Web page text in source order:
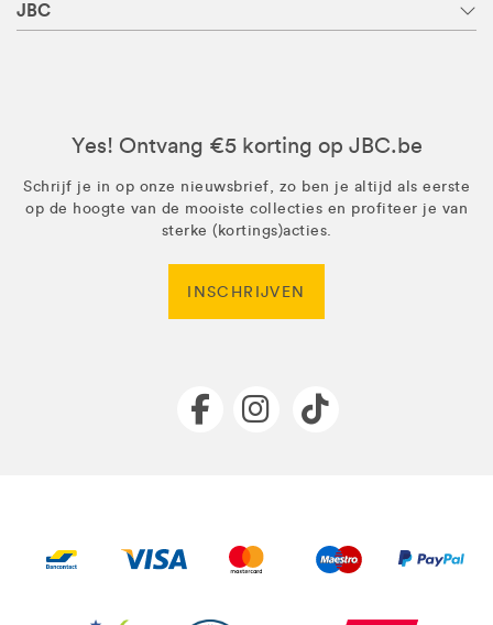
JBC
Yes! Ontvang €5 korting op JBC.be
Schrijf je in op onze nieuwsbrief, zo ben je altijd als eerste
op de hoogte van de mooiste collecties en profiteer je van
sterke (kortings)acties.
INSCHRIJVEN